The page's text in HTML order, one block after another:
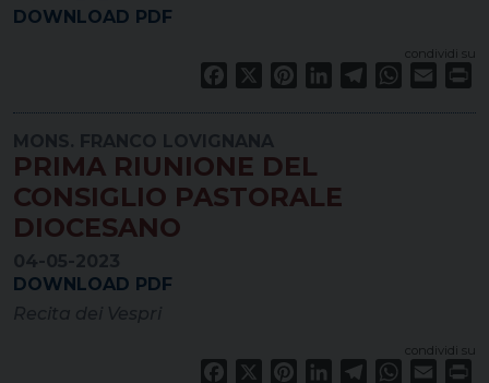
DOWNLOAD PDF
condividi su
Facebook PinterestLinkedInTelegramWhatsApp
Email
PRIMA RIUNIONE DEL
CONSIGLIO PASTORALE
DIOCESANO
DOWNLOAD PDF
condividi su
Facebook PinterestLinkedInTelegramWhatsApp
Email